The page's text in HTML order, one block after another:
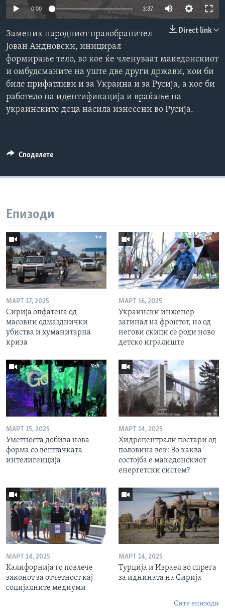
0:00 3:37
Direct link
Заменик народниот правобранител
Јован Андновски, иницирал
формирање тело, во кое ќе членуваат македонскиот
и омбудсманите на уште две други држави, кои би
биле прифатливи и за Украина и за Русија, а кое би
работело на идентификација и враќање на
украинските деца насила изнесени во Русија.
Споделете
Епизоди
МАРТ 17, 2025
Сирија опфатена од
масовни одмазднички
убиства и хуманитарна
криза
МАРТ 16, 2025
Украински инженер
загинал на фронтот, но од
негови скици се роди ново
детско игралиште
МАРТ 15, 2025
Уметноста добива нова
форма со вештачката
интелигенција
МАРТ 14, 2025
Хидроцентрали постари од
половина век: Во каква
состојба е македонскиот
енергетски систем?
МАРТ 14, 2025
Калифорнија го повлече
законот за отчетност кај
социјалните медиуми
МАРТ 14, 2025
Турција и Израел во спрега
за иднината на Сирија
Сите епизоди